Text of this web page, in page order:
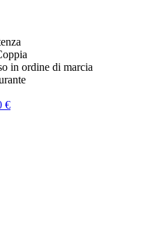
in ordine di marcia
€